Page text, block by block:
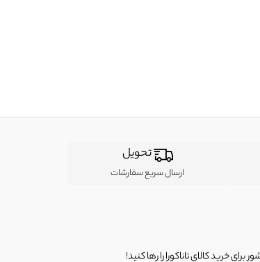
تحویل
ارسال سریع سفارشات
خرید کالای تاناکورا را رها کنید!